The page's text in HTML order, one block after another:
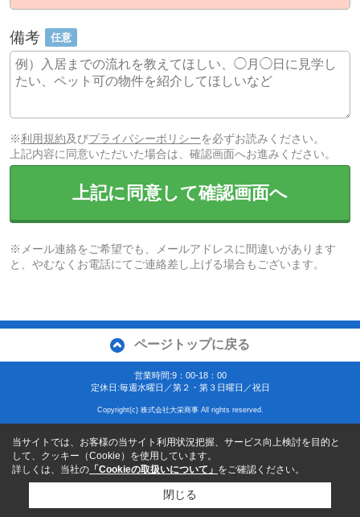
備考 任意
※利用規約及びプライバシーポリシーを必ずお読みください。
上記内容に同意いただいた場合は、確認画面へお進みください。
上記に同意して確認画面へ
※メール連絡をご希望でも、メールアドレスに間違いがあります
と、やむなくお電話にてご連絡差し上げる場合もございます。
ページトップに戻る
営業時間:9：00-18：00
定休日:毎週水曜日／第２・第３日曜日／祝日
Copyright(c) 株式会社大栄商事 All rights reserved.
当サイトでは、お客様の当サイト利用状況把握、サービス向上検討を目的と
して、クッキー（Cookie）を使用しています。
詳しくは、当社の 「Cookieの取扱いについて」 をご確認ください。
閉じる